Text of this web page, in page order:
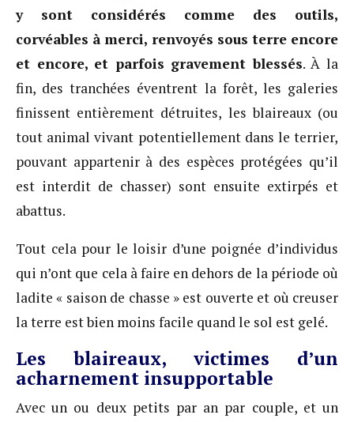
y sont considérés comme des outils,
corvéables à merci, renvoyés sous terre encore
et encore, et parfois gravement blessés. À la
fin, des tranchées éventrent la forêt, les galeries
finissent entièrement détruites, les blaireaux (ou
tout animal vivant potentiellement dans le terrier,
pouvant appartenir à des espèces protégées qu’il
est interdit de chasser) sont ensuite extirpés et
abattus.
Tout cela pour le loisir d’une poignée d’individus
qui n’ont que cela à faire en dehors de la période où
ladite « saison de chasse » est ouverte et où creuser
la terre est bien moins facile quand le sol est gelé.
Les blaireaux, victimes d’un
acharnement insupportable
Avec un ou deux petits par an par couple, et un